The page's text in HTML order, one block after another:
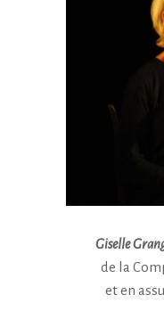
Giselle
de la
et en